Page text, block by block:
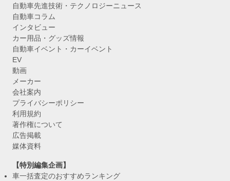
自動車先進技術・テクノロジーニュース
自動車コラム
インタビュー
カー用品・グッズ情報
自動車イベント・カーイベント
EV
動画
メーカー
会社案内
プライバシーポリシー
利用規約
著作権について
広告掲載
媒体資料
【特別編集企画】
車一括査定のおすすめランキング